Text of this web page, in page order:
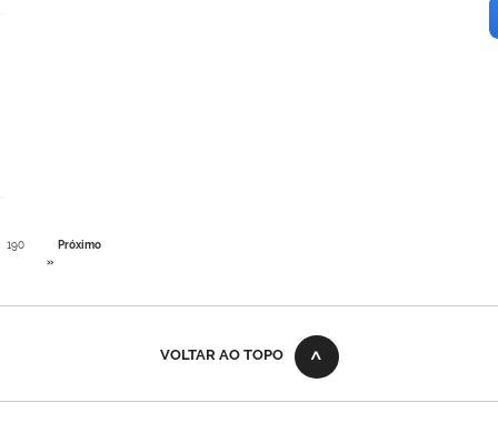
190
Próximo
»
VOLTAR AO TOPO